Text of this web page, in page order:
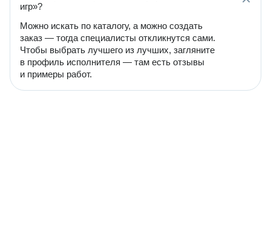
игр»?
Можно искать по каталогу, а можно создать
заказ — тогда специалисты откликнутся сами.
Чтобы выбрать лучшего из лучших, загляните
в профиль исполнителя — там есть отзывы
и примеры работ.